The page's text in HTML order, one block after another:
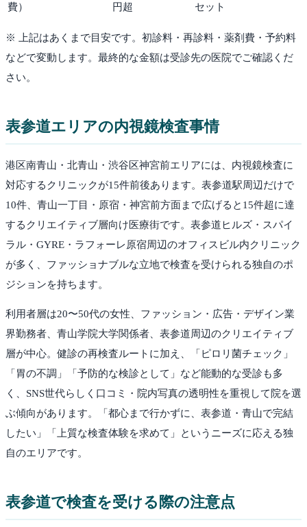
費）
円超
セット
※ 上記はあくまで目安です。初診料・再診料・薬剤費・予約料
などで変動します。最終的な金額は受診先の医院でご確認くだ
さい。
表参道エリアの内視鏡検査事情
港区南青山・北青山・渋谷区神宮前エリアには、内視鏡検査に
対応するクリニックが15件前後あります。表参道駅周辺だけで
10件、青山一丁目・原宿・神宮前方面まで広げると15件超に達
するクリエイティブ層向け医療街です。表参道ヒルズ・スパイ
ラル・GYRE・ラフォーレ原宿周辺のオフィスビル内クリニック
が多く、ファッショナブルな立地で検査を受けられる独自のポ
ジションを持ちます。
利用者層は20〜50代の女性、ファッション・広告・デザイン業
界勤務者、青山学院大学関係者、表参道周辺のクリエイティブ
層が中心。健診の再検査ルートに加え、「ピロリ菌チェック」
「胃の不調」「予防的な検診として」など能動的な受診も多
く、SNS世代らしく口コミ・院内写真の透明性を重視して院を選
ぶ傾向があります。「都心まで行かずに、表参道・青山で完結
したい」「上質な検査体験を求めて」というニーズに応える独
自のエリアです。
表参道で検査を受ける際の注意点